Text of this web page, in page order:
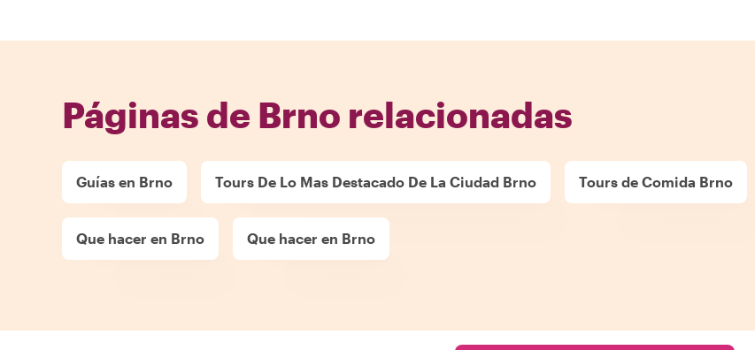
Páginas de Brno relacionadas
Guías en Brno Tours De Lo Mas Destacado De La Ciudad Brno Tours de Comida Brno
Que hacer en Brno Que hacer en Brno